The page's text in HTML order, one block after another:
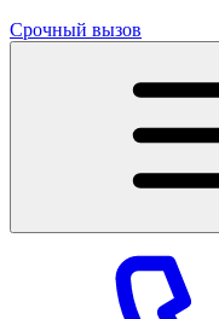
Срочный вызов